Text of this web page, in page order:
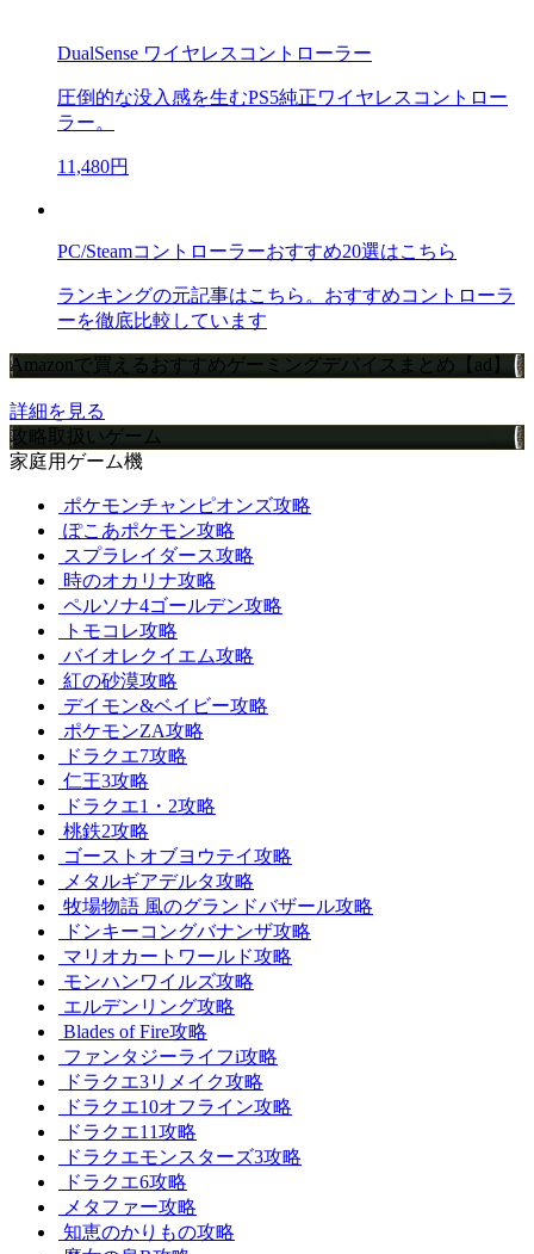
DualSense ワイヤレスコントローラー
圧倒的な没入感を生むPS5純正ワイヤレスコントロー
ラー。
11,480円
PC/Steamコントローラーおすすめ20選はこちら
ランキングの元記事はこちら。おすすめコントローラ
ーを徹底比較しています
Amazonで買えるおすすめゲーミングデバイスまとめ【ad】
詳細を見る
攻略取扱いゲーム
家庭用ゲーム機
ポケモンチャンピオンズ攻略
ぽこあポケモン攻略
スプラレイダース攻略
時のオカリナ攻略
ペルソナ4ゴールデン攻略
トモコレ攻略
バイオレクイエム攻略
紅の砂漠攻略
デイモン&ベイビー攻略
ポケモンZA攻略
ドラクエ7攻略
仁王3攻略
ドラクエ1・2攻略
桃鉄2攻略
ゴーストオブヨウテイ攻略
メタルギアデルタ攻略
牧場物語 風のグランドバザール攻略
ドンキーコングバナンザ攻略
マリオカートワールド攻略
モンハンワイルズ攻略
エルデンリング攻略
Blades of Fire攻略
ファンタジーライフi攻略
ドラクエ3リメイク攻略
ドラクエ10オフライン攻略
ドラクエ11攻略
ドラクエモンスターズ3攻略
ドラクエ6攻略
メタファー攻略
知恵のかりもの攻略